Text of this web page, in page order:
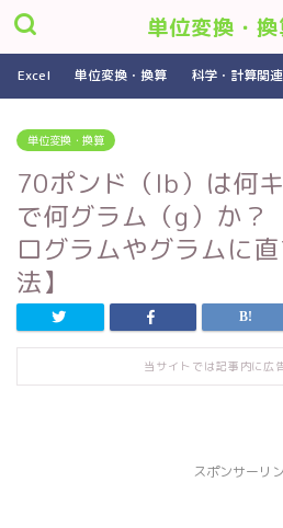
単位変換・
Excel 単位変換・換算 科学・計算関連
単位変換・換算
70ポンド（lb）は何
で何グラム（g）か？
ログラムやグラムに
法】
当サイトでは記事内に広
スポンサーリ